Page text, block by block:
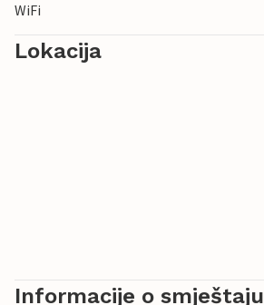
WiFi
Lokacija
Informacije o smještaju